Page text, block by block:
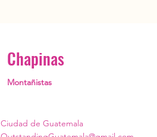
Chapinas
Montañistas
Ciudad de Guatemala